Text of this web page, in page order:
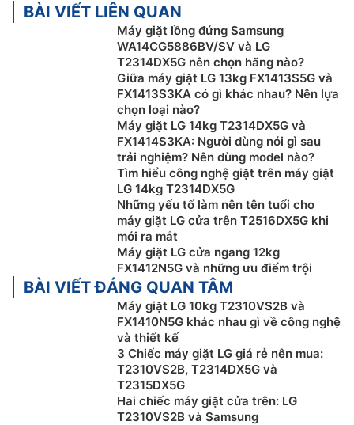
Công nghệ Smart Inverter
T2310VS2B được trang bị động cơ
truyền động gián tiếp (dây Curoa) kết hợp cùng công
nghệ Smart Inverter, giúp nâng cao hiệu quả giặt giũ,
vận hành êm ái hơn và tiết kiệm điện nước đáng kể.
BÀI VIẾT LIÊN QUAN
Máy giặt lồng đứng Samsung
WA14CG5886BV/SV và LG
T2314DX5G nên chọn hãng nào?
Giữa máy giặt LG 13kg FX1413S5G và
FX1413S3KA có gì khác nhau? Nên lựa
chọn loại nào?
Máy giặt LG 14kg T2314DX5G và
FX1414S3KA: Người dùng nói gì sau
trải nghiệm? Nên dùng model nào?
Tìm hiểu công nghệ giặt trên máy giặt
LG 14kg T2314DX5G
Những yếu tố làm nên tên tuổi cho
máy giặt LG cửa trên T2516DX5G khi
mới ra mắt
Máy giặt LG cửa ngang 12kg
FX1412N5G và những ưu điểm trội
BÀI VIẾT ĐÁNG QUAN TÂM
Máy giặt LG 10kg T2310VS2B và
FX1410N5G khác nhau gì về công nghệ
và thiết kế
3 Chiếc máy giặt LG giá rẻ nên mua:
T2310VS2B, T2314DX5G và
T2315DX5G
Hai chiếc máy giặt cửa trên: LG
T2310VS2B và Samsung